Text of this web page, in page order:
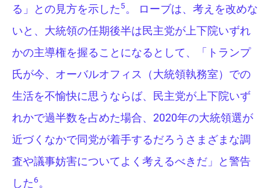
る」との見方を示した5。
ローブは、考えを改めな
いと、大統領の任期後半は民主党が上下院いずれ
かの主導権を握ることになるとして、「トランプ
氏が今、オーバルオフィス（大統領執務室）での
生活を不愉快に思うならば、民主党が上下院いず
れかで過半数を占めた場合、2020年の大統領選が
近づくなかで同党が着手するだろうさまざまな調
査や議事妨害についてよく考えるべきだ」と警告
した6。